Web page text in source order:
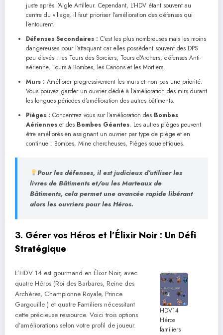
juste après l’Aigle Artilleur. Cependant, L’HDV étant souvent au
centre du village, il faut prioriser l’amélioration des défenses qui
l’entourent.
Défenses Secondaires : C’est les plus nombreuses mais les moins
dangereuses pour l’attaquant car elles possèdent souvent des DPS
peu élevés : les Tours des Sorciers, Tours d’Archers, défenses Anti-
aérienne, Tours à Bombes, les Canons et les Mortiers.
Murs : Améliorer progressivement les murs et non pas une priorité.
Vous pouvez garder un ouvrier dédié à l’amélioration des mirs durant
les longues périodes d’amélioration des autres bâtiments.
Pièges : Concentrez vous sur l’amélioration des Bombes
Aériennes et des Bombes Géantes. Les autres pièges peuvent
être améliorés en assignant un ouvrier par type de piège et en
continue : Bombes, Mine chercheuses, Pièges squelettiques.
Pour les défenses, il est judicieux d’utiliser les
livres de Bâtiments et/ou les Marteaux de
Bâtiments, cela permet une avancée rapide libérant
alors les ouvriers pour les Héros.
3. Gérer vos Héros et l’Élixir Noir : Un Défi
Stratégique
L’HDV 14 est gourmand en Élixir Noir, avec
quatre Héros (Roi des Barbares, Reine des
Archères, Championne Royale, Prince
Gargouille ) et quatre Familiers nécessitant
cette précieuse ressource. Voici trois options
d’améliorations selon votre profil de joueur.
HDV14
Héros
familiers